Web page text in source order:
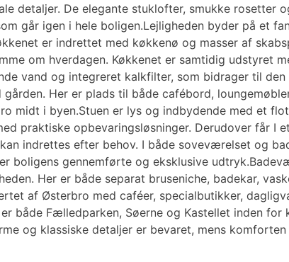
detaljer. De elegante stuklofter, smukke rosetter
går igen i hele boligen.Lejligheden byder på et
er indrettet med køkkenø og masser af
om hverdagen. Køkkenet er samtidig udstyret
vand og integreret kalkfilter, som bidrager til
Her er plads til både cafébord,
midt i byen.Stuen er lys og indbydende med et
praktiske opbevaringsløsninger. Derudover får I
indrettes efter behov. I både soveværelset og
boligens gennemførte og eksklusive
Her er både separat bruseniche, badekar,
af Østerbro med caféer, specialbutikker,
både Fælledparken, Søerne og Kastellet inden
og klassiske detaljer er bevaret, mens